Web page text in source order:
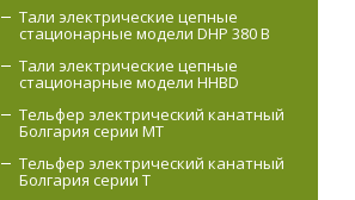
Тали электрические цепные
стационарные модели DHP 380 В
Тали электрические цепные
стационарные модели HHBD
Тельфер электрический канатный
Болгария серии MТ
Тельфер электрический канатный
Болгария серии Т